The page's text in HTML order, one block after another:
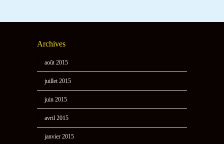
Archives
août 2015
juillet 2015
juin 2015
avril 2015
janvier 2015